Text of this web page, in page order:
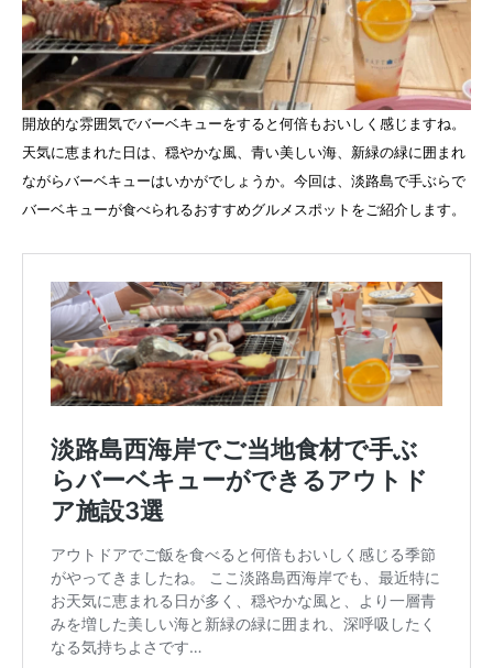
開放的な雰囲気でバーベキューをすると何倍もおいしく感じますね。
天気に恵まれた日は、穏やかな風、青い美しい海、新緑の緑に囲まれ
ながらバーベキューはいかがでしょうか。今回は、淡路島で手ぶらで
バーベキューが食べられるおすすめグルメスポットをご紹介します。